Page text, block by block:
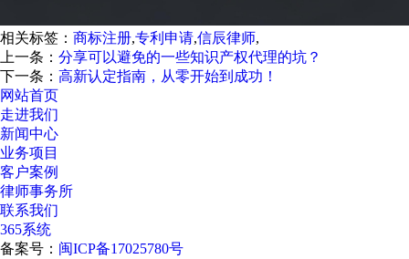
相关标签： 商标注册,专利申请,信辰律师,
上一条： 分享可以避免的一些知识产权代理的坑？
下一条： 高新认定指南，从零开始到成功！
网站首页
走进我们
新闻中心
业务项目
客户案例
律师事务所
联系我们
365系统
备案号： 闽ICP备17025780号